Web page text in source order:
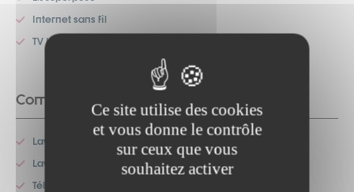
Ce site utilise des cookies
et vous donne le contrôle
sur ceux que vous
souhaitez activer
Internet sans fil
TV Interactive
Commodités
Lave-linge
Lave-vaisselle
Télévision